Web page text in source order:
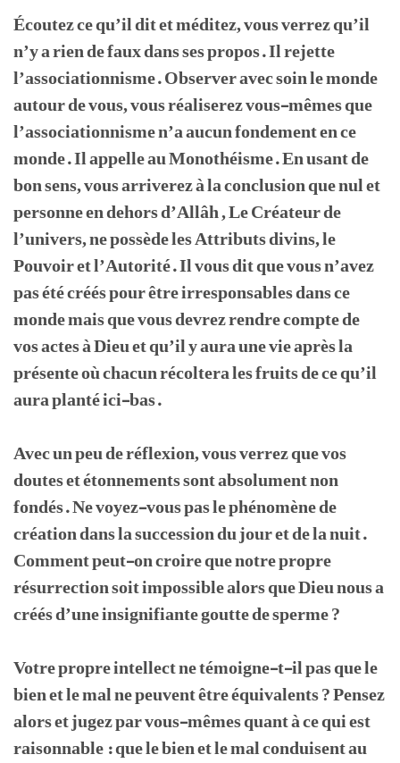
Écoutez ce qu’il dit et méditez, vous verrez qu’il
n’y a rien de faux dans ses propos. Il rejette
l’associationnisme. Observer avec soin le monde
autour de vous, vous réaliserez vous-mêmes que
l’associationnisme n’a aucun fondement en ce
monde. Il appelle au Monothéisme. En usant de
bon sens, vous arriverez à la conclusion que nul et
personne en dehors d’Allâh , Le Créateur de
l’univers, ne possède les Attributs divins, le
Pouvoir et l’Autorité. Il vous dit que vous n’avez
pas été créés pour être irresponsables dans ce
monde mais que vous devrez rendre compte de
vos actes à Dieu et qu’il y aura une vie après la
présente où chacun récoltera les fruits de ce qu’il
aura planté ici-bas.
Avec un peu de réflexion, vous verrez que vos
doutes et étonnements sont absolument non
fondés. Ne voyez-vous pas le phénomène de
création dans la succession du jour et de la nuit.
Comment peut-on croire que notre propre
résurrection soit impossible alors que Dieu nous a
créés d’une insignifiante goutte de sperme ?
Votre propre intellect ne témoigne-t-il pas que le
bien et le mal ne peuvent être équivalents ? Pensez
alors et jugez par vous-mêmes quant à ce qui est
raisonnable : que le bien et le mal conduisent au